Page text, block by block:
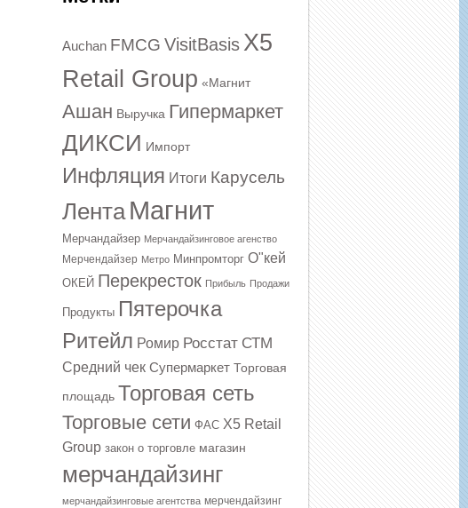
Auchan FMCG VisitBasis X5
Retail Group «Магнит
Ашан Выручка Гипермаркет
ДИКСИ Импорт
Инфляция Итоги Карусель
Лента Магнит
Мерчандайзер Мерчандайзинговое агенство
Мерчендайзер Метро Минпромторг О"кей
ОКЕЙ Перекресток Прибыль Продажи
Продукты Пятерочка
Ритейл Ромир Росстат СТМ
Средний чек Супермаркет Торговая
площадь Торговая сеть
Торговые сети ФАС Х5 Retail
Group закон о торговле магазин
мерчандайзинг
мерчандайзинговые агентства мерчендайзинг